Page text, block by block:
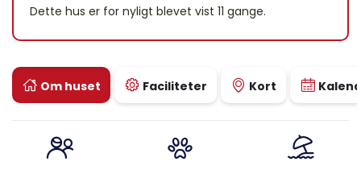
Om huset Faciliteter Kort
Dette hus er for nyligt blevet vist 11 gange.